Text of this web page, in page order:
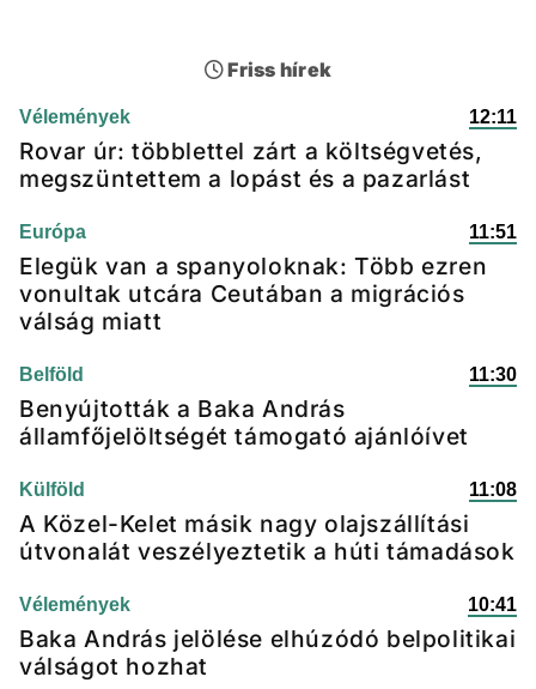
Friss hírek
Vélemények 12:11
Rovar úr: többlettel zárt a költségvetés,
megszüntettem a lopást és a pazarlást
Európa 11:51
Elegük van a spanyoloknak: Több ezren
vonultak utcára Ceutában a migrációs
válság miatt
Belföld 11:30
Benyújtották a Baka András
államfőjelöltségét támogató ajánlóívet
Külföld 11:08
A Közel-Kelet másik nagy olajszállítási
útvonalát veszélyeztetik a húti támadások
Vélemények 10:41
Baka András jelölése elhúzódó belpolitikai
válságot hozhat